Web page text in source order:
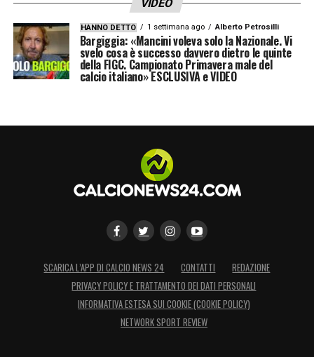
VIDEO
HANNO DETTO 1 settimana ago Alberto Petrosilli
Bargiggia: «Mancini voleva solo la Nazionale. Vi
svelo cosa è successo davvero dietro le quinte
della FIGC. Campionato Primavera male del
calcio italiano» ESCLUSIVA e VIDEO
SCARICA L’APP DI CALCIO NEWS 24 CONTATTI
REDAZIONE
PRIVACY POLICY E TRATTAMENTO DEI DATI PERSONALI
INFORMATIVA ESTESA SUI COOKIE (COOKIE POLICY)
NETWORK SPORT REVIEW